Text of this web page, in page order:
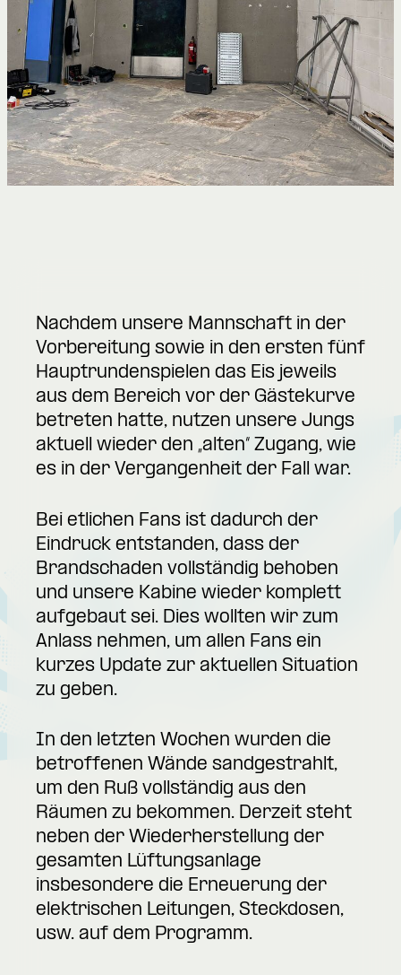
Nachdem unsere Mannschaft in der
Vorbereitung sowie in den ersten fünf
Hauptrundenspielen das Eis jeweils
aus dem Bereich vor der Gästekurve
betreten hatte, nutzen unsere Jungs
aktuell wieder den „alten“ Zugang, wie
es in der Vergangenheit der Fall war.
Bei etlichen Fans ist dadurch der
Eindruck entstanden, dass der
Brandschaden vollständig behoben
und unsere Kabine wieder komplett
aufgebaut sei. Dies wollten wir zum
Anlass nehmen, um allen Fans ein
kurzes Update zur aktuellen Situation
zu geben.
In den letzten Wochen wurden die
betroffenen Wände sandgestrahlt,
um den Ruß vollständig aus den
Räumen zu bekommen. Derzeit steht
neben der Wiederherstellung der
gesamten Lüftungsanlage
insbesondere die Erneuerung der
elektrischen Leitungen, Steckdosen,
usw. auf dem Programm.